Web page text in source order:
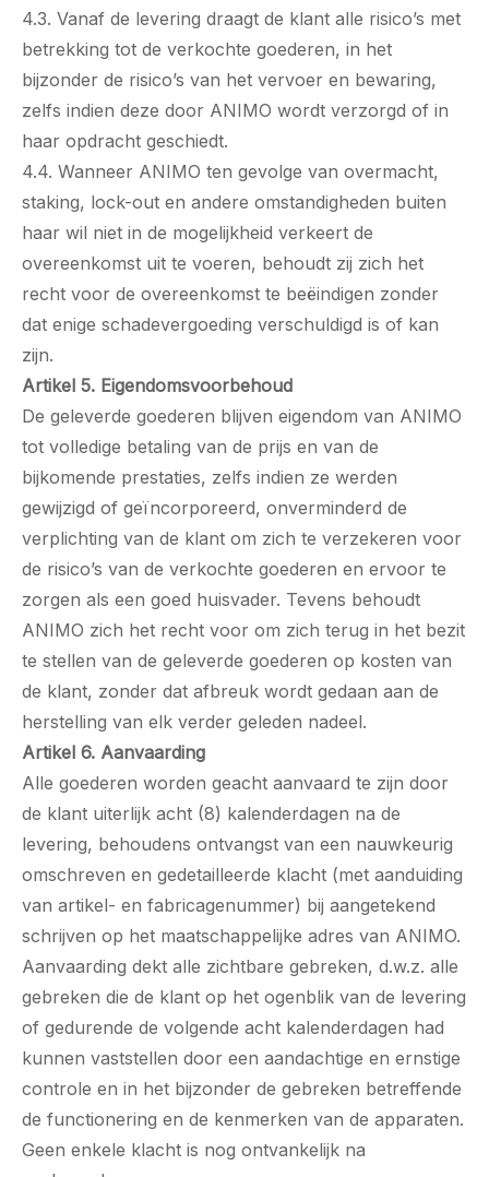
4.3. Vanaf de levering draagt de klant alle risico’s met
betrekking tot de verkochte goederen, in het
bijzonder de risico’s van het vervoer en bewaring,
zelfs indien deze door ANIMO wordt verzorgd of in
haar opdracht geschiedt.
4.4. Wanneer ANIMO ten gevolge van overmacht,
staking, lock-out en andere omstandigheden buiten
haar wil niet in de mogelijkheid verkeert de
overeenkomst uit te voeren, behoudt zij zich het
recht voor de overeenkomst te beëindigen zonder
dat enige schadevergoeding verschuldigd is of kan
zijn.
Artikel 5. Eigendomsvoorbehoud
De geleverde goederen blijven eigendom van ANIMO
tot volledige betaling van de prijs en van de
bijkomende prestaties, zelfs indien ze werden
gewijzigd of geïncorporeerd, onverminderd de
verplichting van de klant om zich te verzekeren voor
de risico’s van de verkochte goederen en ervoor te
zorgen als een goed huisvader. Tevens behoudt
ANIMO zich het recht voor om zich terug in het bezit
te stellen van de geleverde goederen op kosten van
de klant, zonder dat afbreuk wordt gedaan aan de
herstelling van elk verder geleden nadeel.
Artikel 6. Aanvaarding
Alle goederen worden geacht aanvaard te zijn door
de klant uiterlijk acht (8) kalenderdagen na de
levering, behoudens ontvangst van een nauwkeurig
omschreven en gedetailleerde klacht (met aanduiding
van artikel- en fabricagenummer) bij aangetekend
schrijven op het maatschappelijke adres van ANIMO.
Aanvaarding dekt alle zichtbare gebreken, d.w.z. alle
gebreken die de klant op het ogenblik van de levering
of gedurende de volgende acht kalenderdagen had
kunnen vaststellen door een aandachtige en ernstige
controle en in het bijzonder de gebreken betreffende
de functionering en de kenmerken van de apparaten.
Geen enkele klacht is nog ontvankelijk na